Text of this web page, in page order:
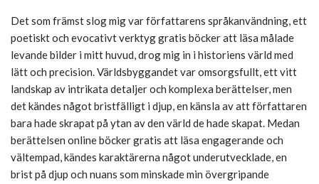
Det som främst slog mig var författarens språkanvändning, ett
poetiskt och evocativt verktyg gratis böcker att läsa målade
levande bilder i mitt huvud, drog mig in i historiens värld med
lätt och precision. Världsbyggandet var omsorgsfullt, ett vitt
landskap av intrikata detaljer och komplexa berättelser, men
det kändes något bristfälligt i djup, en känsla av att författaren
bara hade skrapat på ytan av den värld de hade skapat. Medan
berättelsen online böcker gratis att läsa engagerande och
vältempad, kändes karaktärerna något underutvecklade, en
brist på djup och nuans som minskade min övergripande